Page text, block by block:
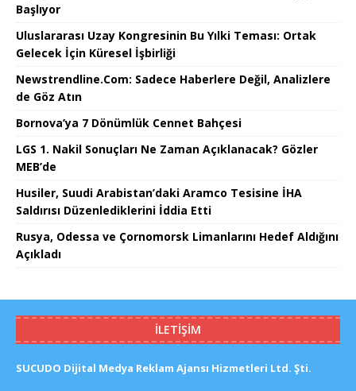
Başlıyor
Uluslararası Uzay Kongresinin Bu Yılki Teması: Ortak
Gelecek İçin Küresel İşbirliği
Newstrendline.Com: Sadece Haberlere Değil, Analizlere
de Göz Atın
Bornova’ya 7 Dönümlük Cennet Bahçesi
LGS 1. Nakil Sonuçları Ne Zaman Açıklanacak? Gözler
MEB’de
Husiler, Suudi Arabistan’daki Aramco Tesisine İHA
Saldırısı Düzenlediklerini İddia Etti
Rusya, Odessa ve Çornomorsk Limanlarını Hedef Aldığını
Açıkladı
İLETIŞIM
SUCUDO Dijital Medya Reklam Ajansı Hizmetleri Ltd. Şti.